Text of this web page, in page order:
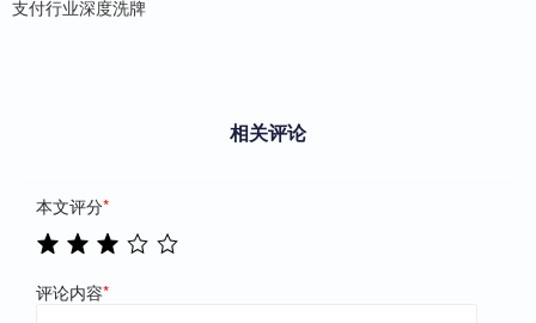
支付行业深度洗牌
相关评论
本文评分*
评论内容*